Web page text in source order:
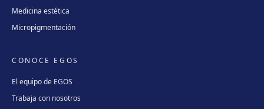
Medicina estética
Micropigmentación
CONOCE EGOS
El equipo de EGOS
Trabaja con nosotros